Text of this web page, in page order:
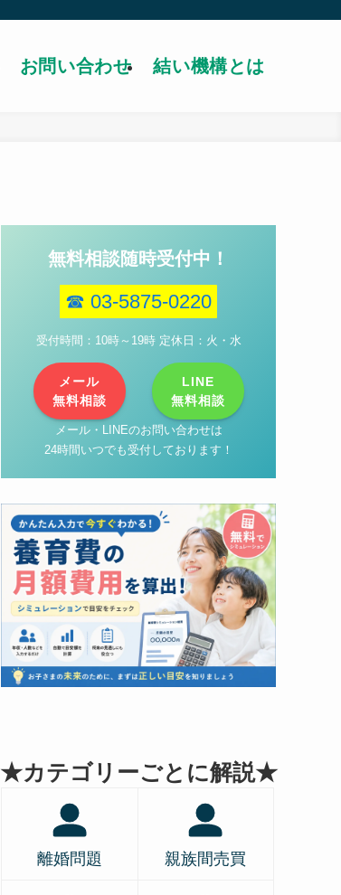
お問い合わせ 結い機構とは
無料相談随時受付中！
☎ 03-5875-0220
受付時間：10時～19時 定休日：火・水
メール
無料相談
LINE
無料相談
メール・LINEのお問い合わせは
24時間いつでも受付しております！
★カテゴリーごとに解説★
離婚問題 親族間売買